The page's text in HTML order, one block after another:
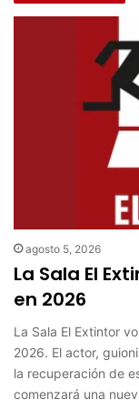
agosto 5, 2026
La Sala El
en 2026
La Sala El Extintor
2026. El actor,
la recuperación de
comenzará una